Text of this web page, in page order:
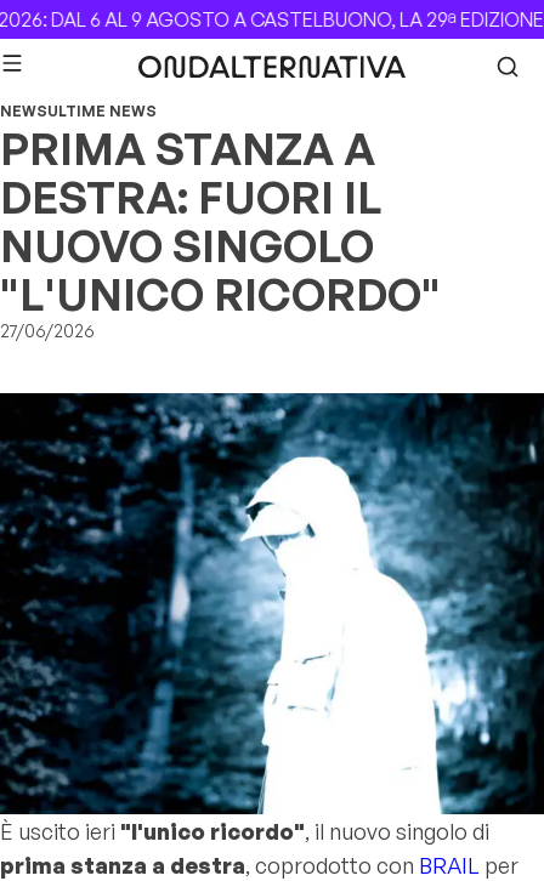
Skip to content
DAL 6 AL 9 AGOSTO A CASTELBUONO, LA 29ª EDIZIONE
NEWSULTIME NEWS
PRIMA STANZA A
DESTRA: FUORI IL
NUOVO SINGOLO
"L'UNICO RICORDO"
27/06/2026
È uscito ieri "l'unico ricordo", il nuovo singolo di
prima stanza a destra, coprodotto con BRAIL per